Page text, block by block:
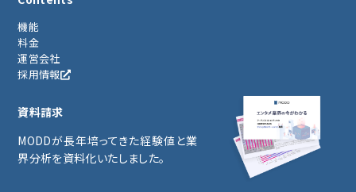
機能
料金
運営会社
採用情報
資料請求
MODDが長年培ってきた経験値と業
界分析を資料化いたしました。